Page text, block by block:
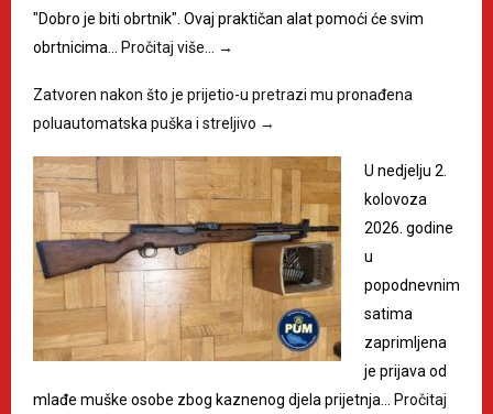
"Dobro je biti obrtnik". Ovaj praktičan alat pomoći će svim
obrtnicima…
Pročitaj više… →
Zatvoren nakon što je prijetio-u pretrazi mu pronađena
poluautomatska puška i streljivo →
U nedjelju 2.
kolovoza
2026. godine
u
popodnevnim
satima
zaprimljena
je prijava od
mlađe muške osobe zbog kaznenog djela prijetnja…
Pročitaj